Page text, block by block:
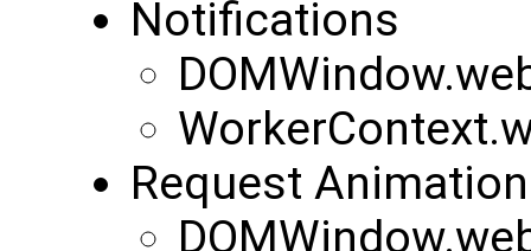
Notifications
Request